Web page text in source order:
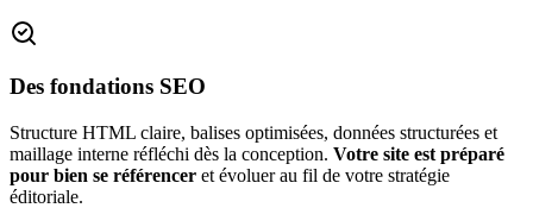
Des fondations SEO
Structure HTML claire, balises optimisées, données structurées et
maillage interne réfléchi dès la conception. Votre site est préparé
pour bien se référencer et évoluer au fil de votre stratégie
éditoriale.